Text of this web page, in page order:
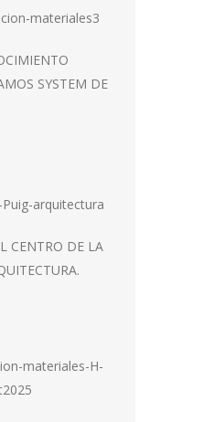
SYSTEM DE
CENTRO DE LA